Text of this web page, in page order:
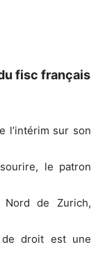
fisc français
l’intérim sur son
le patron
de Zurich,
droit est une